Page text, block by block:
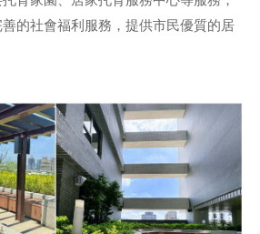
的社會福利服務，提供市民優質的居